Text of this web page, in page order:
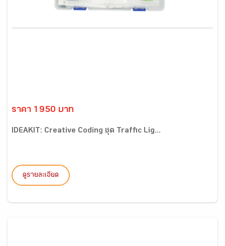
ราคา 1950 บาท
IDEAKIT: Creative Coding ชุด Traffic Lig...
ดูรายละเอียด